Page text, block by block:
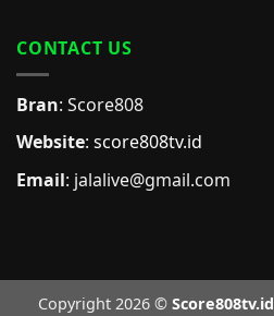
CONTACT US
Bran: Score808
Website: score808tv.id
Email: jalalive@gmail.com
Copyright 2026 © Score808tv.id